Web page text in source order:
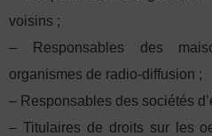
voisins ;
– Responsables des
organismes de radio-diffusion ;
– Responsables des sociétés
– Titulaires de droits sur les